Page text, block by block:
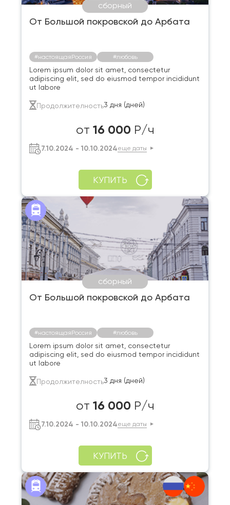
сборный
От Большой покровской до Арбата
#настоящаяРоссия #любовь
Lorem ipsum dolor sit amet, consectetur
adipiscing elit, sed do eiusmod tempor incididunt
ut labore
Продолжителность3 дня (дней)
от 16 000 Р/ч
7.10.2024 - 10.10.2024еще даты
КУПИТЬ
сборный
От Большой покровской до Арбата
#настоящаяРоссия #любовь
Lorem ipsum dolor sit amet, consectetur
adipiscing elit, sed do eiusmod tempor incididunt
ut labore
Продолжителность3 дня (дней)
от 16 000 Р/ч
7.10.2024 - 10.10.2024еще даты
КУПИТЬ